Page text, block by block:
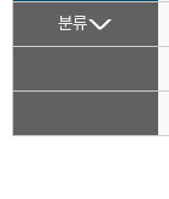
분류